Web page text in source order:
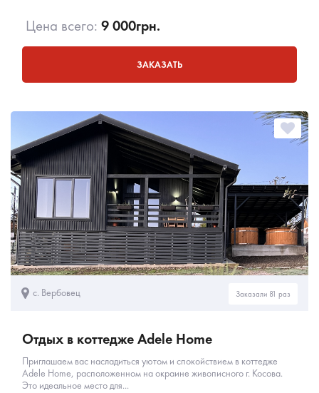
Цена всего: 9 000грн.
ЗАКАЗАТЬ
с. Вербовец Заказали 81 раз
Отдых в коттедже Adele Home
Приглашаем вас насладиться уютом и спокойствием в коттедже
Adele Home, расположенном на окраине живописного г. Косова.
Это идеальное место для...